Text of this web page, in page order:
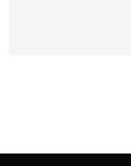
الأليفة. عند
اتباع هذه
ومريحا حتى يستطيع